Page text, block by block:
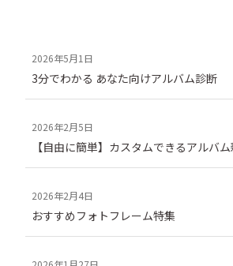
3分でわかる あなた向けアルバム診断
【自由に簡単】カスタムできるアルバム
おすすめフォトフレーム特集